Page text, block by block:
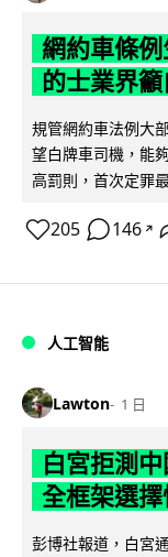
網約車條
的士業界
規管網約車法例大
望白牌車司機，能
高罰則，首次定罪
205 146 ↗
人工智能
Lawton 1 日
白宮拒測
全框架選
彭博社報道，白宮